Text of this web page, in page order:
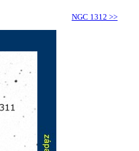
NGC 1312 >>